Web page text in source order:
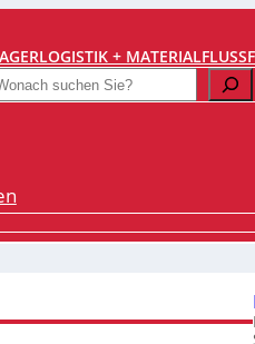
+ MATERIALFLUSS